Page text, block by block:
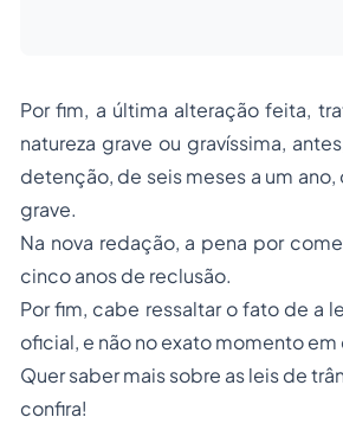
Por fim, a última alteração feita,
natureza grave ou gravíssima,
detenção, de seis meses a um
grave.
Na nova redação, a pena por
cinco anos de reclusão.
Por fim, cabe ressaltar o fato de a
oficial, e não no exato momento
Quer saber mais sobre as leis de
confira!